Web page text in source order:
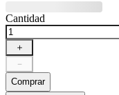
Cantidad
＋
－
Comprar